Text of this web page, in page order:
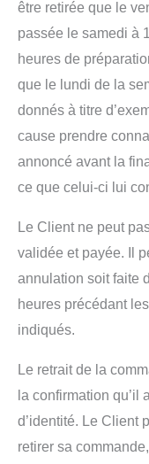
être retirée que le
passée le samedi à
heures de
que le lundi de la
donnés à titre
cause prendre
annoncé avant la
ce que celui-ci lui
Le Client ne peut
validée et payée. Il
annulation soit faite
heures précédant
indiqués.
Le retrait de la
la confirmation qu’il
d’identité. Le Client
retirer sa